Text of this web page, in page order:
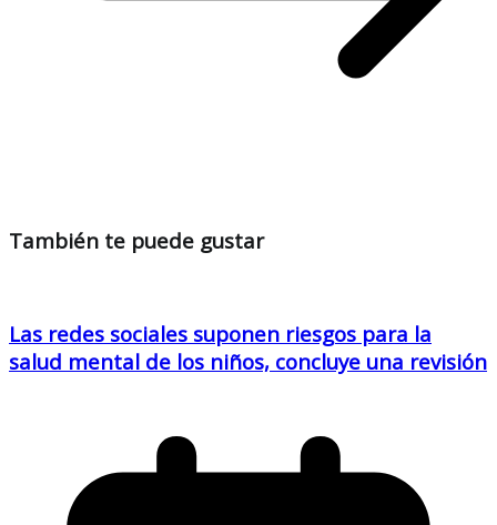
También te puede gustar
Las redes sociales suponen riesgos para la
salud mental de los niños, concluye una revisión